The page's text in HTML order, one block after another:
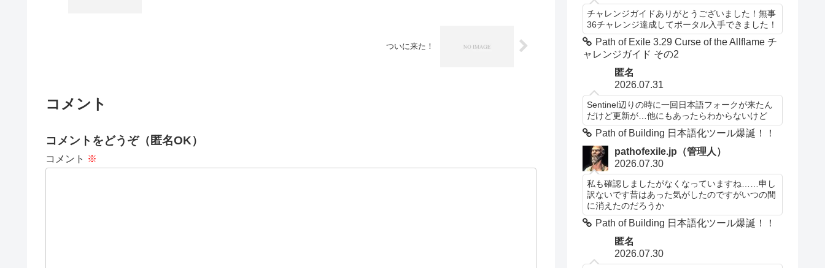
ついに来た！
コメント
コメントをどうぞ（匿名OK）
コメント ※
チャレンジガイドありがとうございました！無事
36チャレンジ達成してポータル入手できました！
Path of Exile 3.29 Curse of the Allflame チ
ャレンジガイド その2
匿名
2026.07.31
Sentinel辺りの時に一回日本語フォークが来たん
だけど更新が…他にもあったらわからないけど
Path of Building 日本語化ツール爆誕！！
pathofexile.jp（管理人）
2026.07.30
私も確認しましたがなくなっていますね……申し
訳ないです昔はあった気がしたのですがいつの間
に消えたのだろうか
Path of Building 日本語化ツール爆誕！！
匿名
2026.07.30